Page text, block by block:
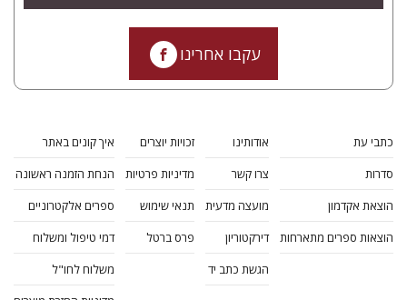
עקבו אחרינו
כתבי עת
סדרות
הוצאת אקדמון
הוצאות ספרים מתארחות
אודותינו
צרו קשר
מועצה מדעית
דירקטוריון
הגשת כתב יד
זכויות יוצרים
מדיניות פרטיות
תנאי שימוש
פרס ברטל
איך קונים באתר
הנחת הזמנה ראשונה
ספרים אלקטרוניים
דמי טיפול ומשלוח
משלוח לחו"ל